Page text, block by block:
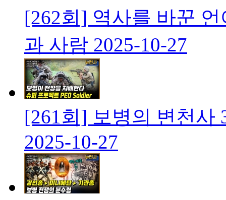
[262회] 역사를 바꾼
과 사람 2025-10-27
[261회] 보병의 변천사
2025-10-27